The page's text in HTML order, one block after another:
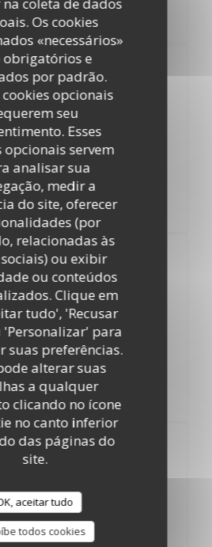
Os cookies
«necessários»
obrigatórios e
por padrão.
opcionais
seu
Esses
opcionais servem
analisar sua
medir a
do site, oferecer
(por
relacionadas às
ou exibir
ou conteúdos
Clique em
tudo', 'Recusar
para
suas preferências.
alterar suas
a qualquer
clicando no ícone
no canto inferior
das páginas do
site.
aceitar tudo
todos cookies
caramel chocolat
juillet
mayonnaise
marinières, frites
Paris-Brest
juillet
de courgette
fraîches, tian de légulmes
caramel beurre salé
juillet
à l'oignon